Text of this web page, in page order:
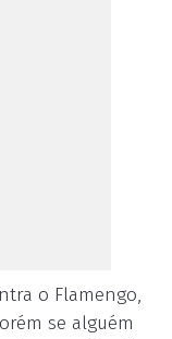
o Flamengo,
se alguém